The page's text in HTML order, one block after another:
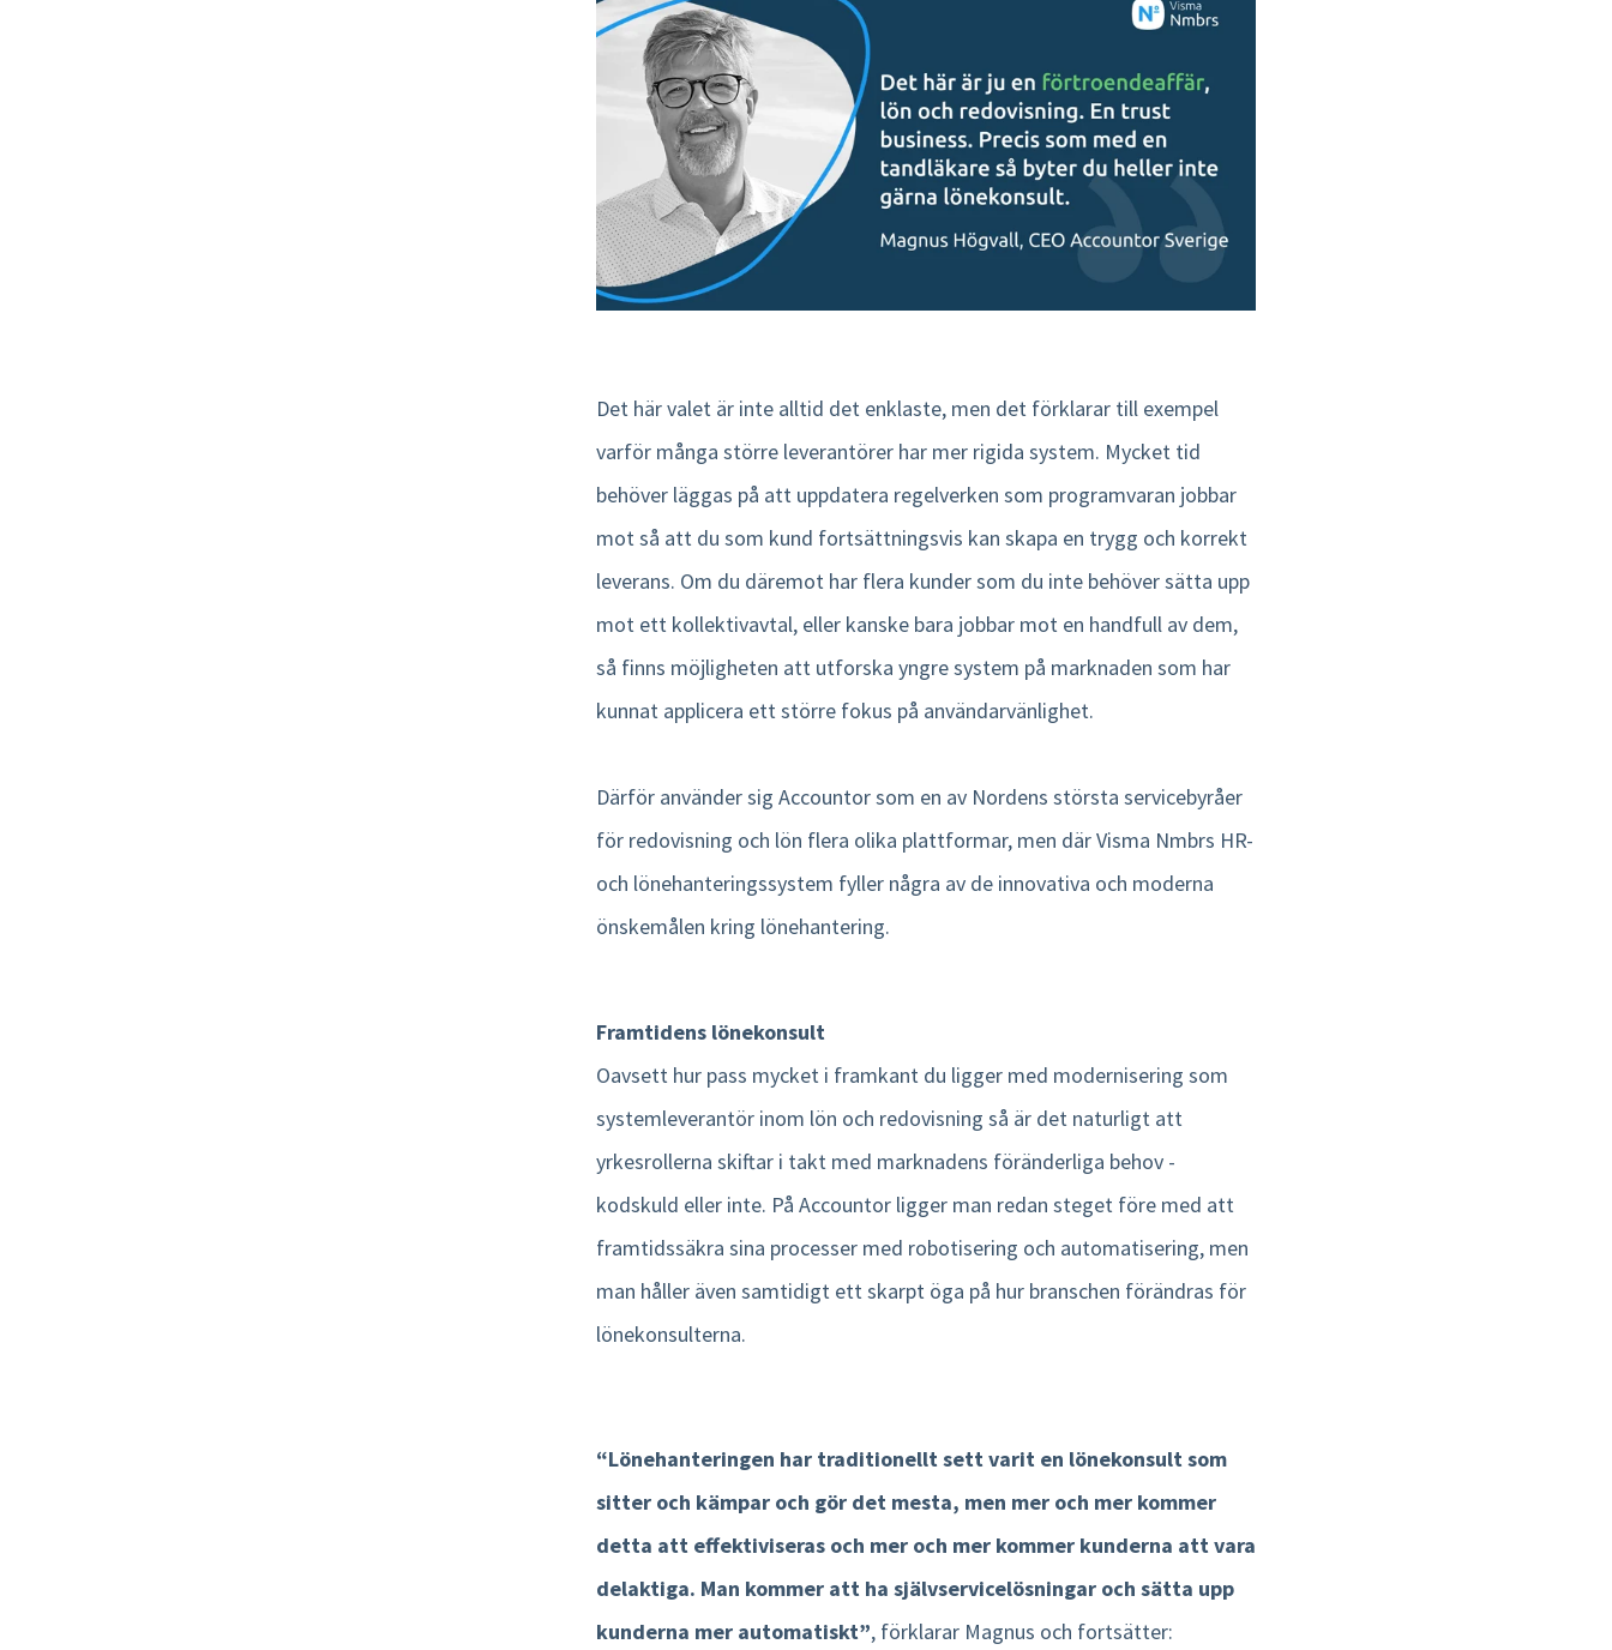
Det här valet är inte alltid det enklaste, men det förklarar till exempel
varför många större leverantörer har mer rigida system. Mycket tid
behöver läggas på att uppdatera regelverken som programvaran jobbar
mot så att du som kund fortsättningsvis kan skapa en trygg och korrekt
leverans. Om du däremot har flera kunder som du inte behöver sätta upp
mot ett kollektivavtal, eller kanske bara jobbar mot en handfull av dem,
så finns möjligheten att utforska yngre system på marknaden som har
kunnat applicera ett större fokus på användarvänlighet.
Därför använder sig Accountor som en av Nordens största servicebyråer
för redovisning och lön flera olika plattformar, men där Visma Nmbrs HR-
och lönehanteringssystem fyller några av de innovativa och moderna
önskemålen kring lönehantering.
Framtidens lönekonsult
Oavsett hur pass mycket i framkant du ligger med modernisering som
systemleverantör inom lön och redovisning så är det naturligt att
yrkesrollerna skiftar i takt med marknadens föränderliga behov -
kodskuld eller inte. På Accountor ligger man redan steget före med att
framtidssäkra sina processer med robotisering och automatisering, men
man håller även samtidigt ett skarpt öga på hur branschen förändras för
lönekonsulterna.
“Lönehanteringen har traditionellt sett varit en lönekonsult som
sitter och kämpar och gör det mesta, men mer och mer kommer
detta att effektiviseras och mer och mer kommer kunderna att vara
delaktiga. Man kommer att ha självservicelösningar och sätta upp
kunderna mer automatiskt”, förklarar Magnus och fortsätter: